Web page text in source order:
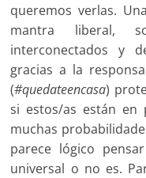
queremos verlas.
mantra liberal,
interconectados y
gracias a la
(#quedateencasa)
si estos/as están en
muchas
parece lógico
universal o no es.